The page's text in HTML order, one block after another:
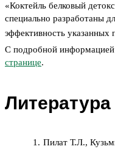
«Коктейль белковый
специально разработаны
эффективность
С подробной информацией
странице.
Литература
Пилат Т.Л.,